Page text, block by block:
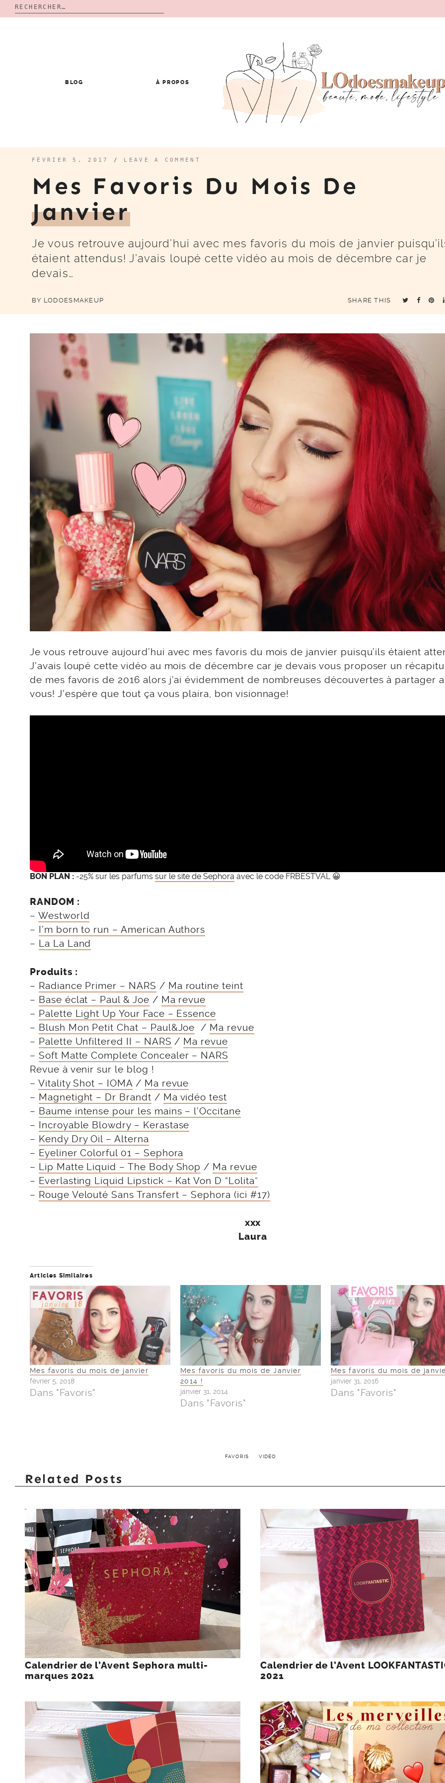
Rechercher :
BLOG À PROPOS
FÉVRIER 5, 2017 / LEAVE A COMMENT
Mes Favoris Du Mois De
Janvier
Je vous retrouve aujourd’hui avec mes favoris du mois de janvier
étaient attendus! J’avais loupé cette vidéo au mois de décembre car je
devais…
BY LODOESMAKEUP SHARE THIS
Je vous retrouve aujourd’hui avec mes favoris du mois de janvier puisqu’ils étaient
J’avais loupé cette vidéo au mois de décembre car je devais vous proposer un
de mes favoris de 2016 alors j’ai évidemment de nombreuses découvertes à partager
vous! J’espère que tout ça vous plaira, bon visionnage!
BON PLAN : -25% sur les parfums sur le site de Sephora avec le code FRBESTVAL 😀
RANDOM :
– Westworld
– I’m born to run – American Authors
– La La Land
Produits :
– Radiance Primer – NARS / Ma routine teint
– Base éclat – Paul & Joe / Ma revue
– Palette Light Up Your Face – Essence
– Blush Mon Petit Chat – Paul&Joe / Ma revue
– Palette Unfiltered II – NARS / Ma revue
– Soft Matte Complete Concealer – NARS
Revue à venir sur le blog !
– Vitality Shot – IOMA/ Ma revue
– Magnetight – Dr Brandt / Ma vidéo test
– Baume intense pour les mains – l’Occitane
– Incroyable Blowdry – Kerastase
– Kendy Dry Oil – Alterna
– Eyeliner Colorful 01 – Sephora
– Lip Matte Liquid – The Body Shop / Ma revue
– Everlasting Liquid Lipstick – Kat Von D “Lolita”
– Rouge Velouté Sans Transfert – Sephora (ici #17)
xxx
Laura
Articles Similaires
Mes favoris du mois de janvier
février 5, 2018
Dans "Favoris"
Mes favoris du mois de Janvier
2014 !
janvier 31, 2014
Dans "Favoris"
Mes favoris du mois de
janvier 31, 2016
Dans "Favoris"
FAVORIS VIDÉO
Related Posts
Calendrier de l’Avent Sephora multi-
marques 2021
Calendrier de l’Avent
2021